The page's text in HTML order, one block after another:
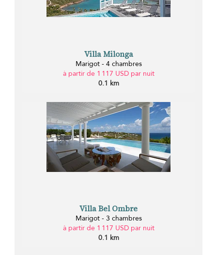
Villa Milonga
Marigot - 4 chambres
à partir de 1 117 USD par nuit
0.1 km
Villa Bel Ombre
Marigot - 3 chambres
à partir de 1 117 USD par nuit
0.1 km